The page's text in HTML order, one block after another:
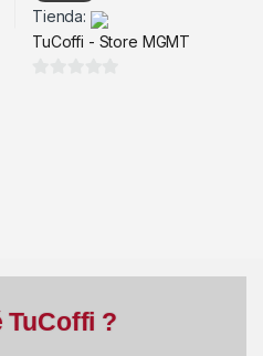
Tienda:
TuCoffi - Store MGMT
TuCoffi ?